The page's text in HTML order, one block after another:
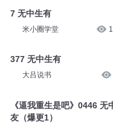
7 无中生有
米小圈学堂
377 无中生有
大吕说书
《逼我重生是吧》0446 无
友（爆更1）